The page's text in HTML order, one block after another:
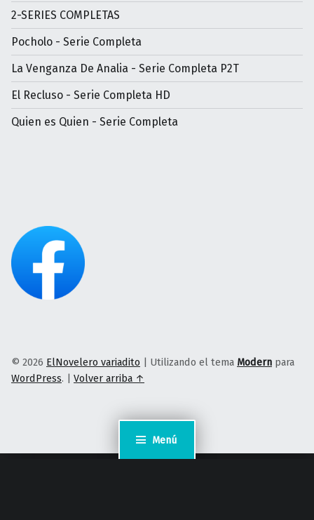
Menú
2-SERIES COMPLETAS
Pocholo - Serie Completa
La Venganza De Analia - Serie Completa P2T
El Recluso - Serie Completa HD
Quien es Quien - Serie Completa
© 2026 ElNovelero variadito | Utilizando el tema Modern para
WordPress. | Volver arriba ↑